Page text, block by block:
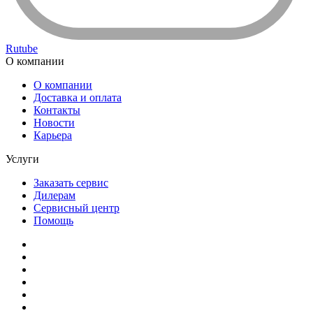
Rutube
О компании
О компании
Доставка и оплата
Контакты
Новости
Карьера
Услуги
Заказать сервис
Дилерам
Сервисный центр
Помощь